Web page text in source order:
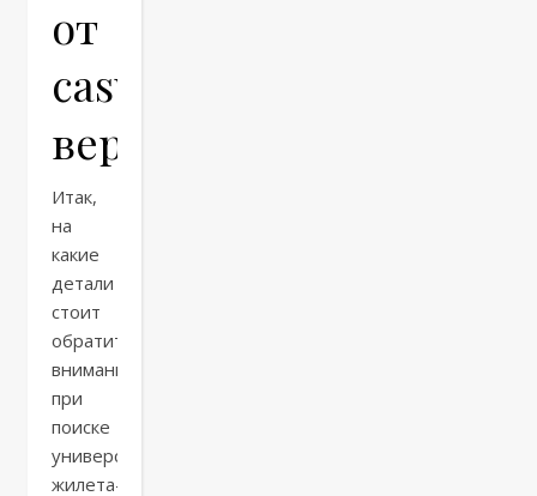
от
casual
версии
Итак,
на
какие
детали
стоит
обратить
внимание
при
поиске
универсального
жилета-